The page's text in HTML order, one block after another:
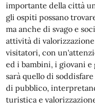
importante della città
gli ospiti possano
ma anche di svago e
attività di
visitatori, con
ed i bambini, i giovani
sarà quello di
di pubblico,
turistica e